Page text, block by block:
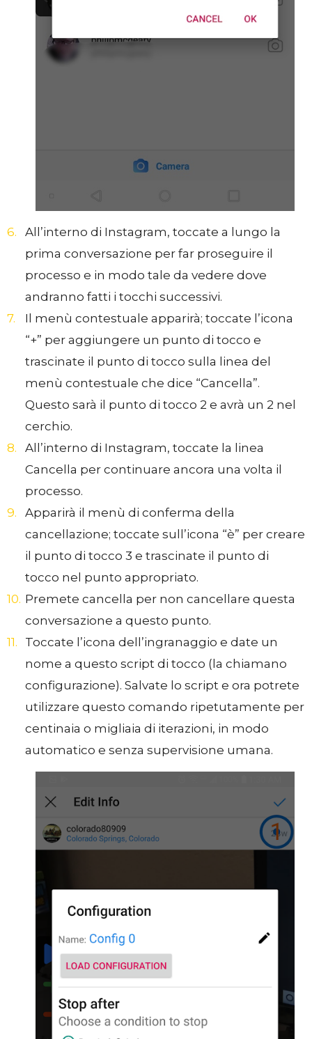
All’interno di Instagram, toccate a lungo la
prima conversazione per far proseguire il
processo e in modo tale da vedere dove
andranno fatti i tocchi successivi.
Il menù contestuale apparirà; toccate l’icona
“+” per aggiungere un punto di tocco e
trascinate il punto di tocco sulla linea del
menù contestuale che dice “Cancella”.
Questo sarà il punto di tocco 2 e avrà un 2 nel
cerchio.
All’interno di Instagram, toccate la linea
Cancella per continuare ancora una volta il
processo.
Apparirà il menù di conferma della
cancellazione; toccate sull’icona “è” per creare
il punto di tocco 3 e trascinate il punto di
tocco nel punto appropriato.
Premete cancella per non cancellare questa
conversazione a questo punto.
Toccate l’icona dell’ingranaggio e date un
nome a questo script di tocco (la chiamano
configurazione). Salvate lo script e ora potrete
utilizzare questo comando ripetutamente per
centinaia o migliaia di iterazioni, in modo
automatico e senza supervisione umana.